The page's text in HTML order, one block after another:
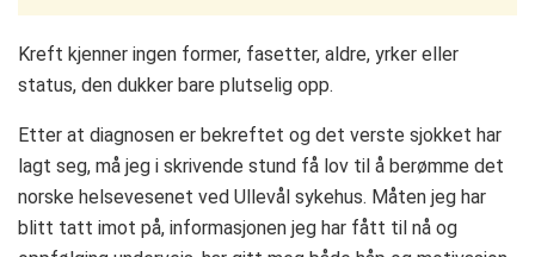
Kreft kjenner ingen former, fasetter, aldre, yrker eller
status, den dukker bare plutselig opp.
Etter at diagnosen er bekreftet og det verste sjokket har
lagt seg, må jeg i skrivende stund få lov til å berømme det
norske helsevesenet ved Ullevål sykehus. Måten jeg har
blitt tatt imot på, informasjonen jeg har fått til nå og